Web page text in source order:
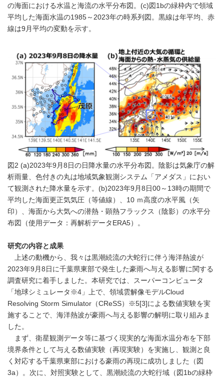
の海面における水温と海流の水平分布図。(c)図1bの緑枠内で領域
平均した海面水温の1985～2023年の時系列図。黒線は年平均、赤
線は9月平均の変動を示す。
図2 (a)2023年9月8日の日降水量の水平分布図。陰影は気象庁の解
析雨量、色付きの丸は地域気象観測システム「アメダス」におい
て観測された降水量を示す。(b)2023年9月8日00～13時の期間で
平均した海面更正気気圧（等値線）、10 ｍ高度の水平風（矢
印）、海面から大気への潜熱・顕熱フラックス（陰影）の水平分
布図（使用データ：再解析データERA5）。
研究の内容と成果
上述の動機から、我々は黒潮続流の大蛇行に伴う海洋熱波が
2023年9月8日に千葉県東部で発生した豪雨へ与える影響に関する
調査研究に着手しました。本研究では、スーパーコンピュータ
「地球シミュレータ※4」上で、領域雲解像モデルCloud
Resolving Storm Simulator（CReSS）※5[3]による数値実験を実
施することで、海洋熱波が豪雨へ与える影響の解明に取り組みま
した。
まず、衛星観測データ等に基づく現実的な海面水温分布を下部
境界条件として与える数値実験（再現実験）を実施し、観測と良
く対応する千葉県東部における豪雨の再現に成功しました（図
3a）。次に、対照実験として、黒潮続流の大蛇行域（図1bの緑枠